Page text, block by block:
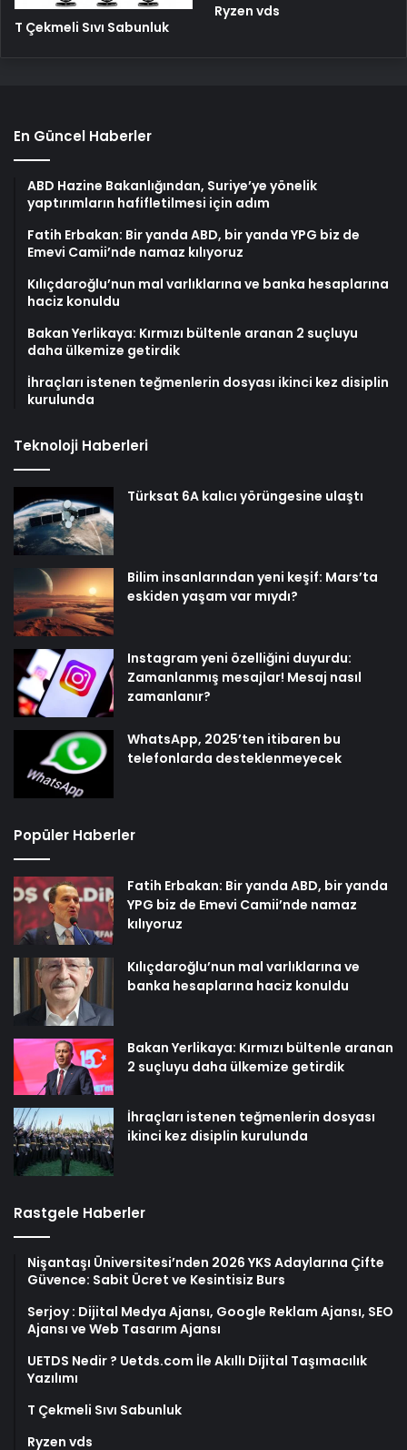
T Çekmeli Sıvı Sabunluk
Ryzen vds
En Güncel Haberler
ABD Hazine Bakanlığından, Suriye’ye yönelik
yaptırımların hafifletilmesi için adım
Fatih Erbakan: Bir yanda ABD, bir yanda YPG biz de
Emevi Camii’nde namaz kılıyoruz
Kılıçdaroğlu’nun mal varlıklarına ve banka hesaplarına
haciz konuldu
Bakan Yerlikaya: Kırmızı bültenle aranan 2 suçluyu
daha ülkemize getirdik
İhraçları istenen teğmenlerin dosyası ikinci kez disiplin
kurulunda
Teknoloji Haberleri
Türksat 6A kalıcı yörüngesine ulaştı
Bilim insanlarından yeni keşif: Mars’ta
eskiden yaşam var mıydı?
Instagram yeni özelliğini duyurdu:
Zamanlanmış mesajlar! Mesaj nasıl
zamanlanır?
WhatsApp, 2025’ten itibaren bu
telefonlarda desteklenmeyecek
Popüler Haberler
Fatih Erbakan: Bir yanda ABD, bir yanda
YPG biz de Emevi Camii’nde namaz
kılıyoruz
Kılıçdaroğlu’nun mal varlıklarına ve
banka hesaplarına haciz konuldu
Bakan Yerlikaya: Kırmızı bültenle aranan
2 suçluyu daha ülkemize getirdik
İhraçları istenen teğmenlerin dosyası
ikinci kez disiplin kurulunda
Rastgele Haberler
Nişantaşı Üniversitesi’nden 2026 YKS Adaylarına Çifte
Güvence: Sabit Ücret ve Kesintisiz Burs
Serjoy : Dijital Medya Ajansı, Google Reklam Ajansı, SEO
Ajansı ve Web Tasarım Ajansı
UETDS Nedir ? Uetds.com İle Akıllı Dijital Taşımacılık
Yazılımı
T Çekmeli Sıvı Sabunluk
Ryzen vds